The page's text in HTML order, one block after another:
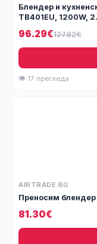
Блендер и
TB401EU, 1200W,
96.29€127.82€
👁 17 прегледа
AIRTRADE.BG
Преносим блендер
81.30€